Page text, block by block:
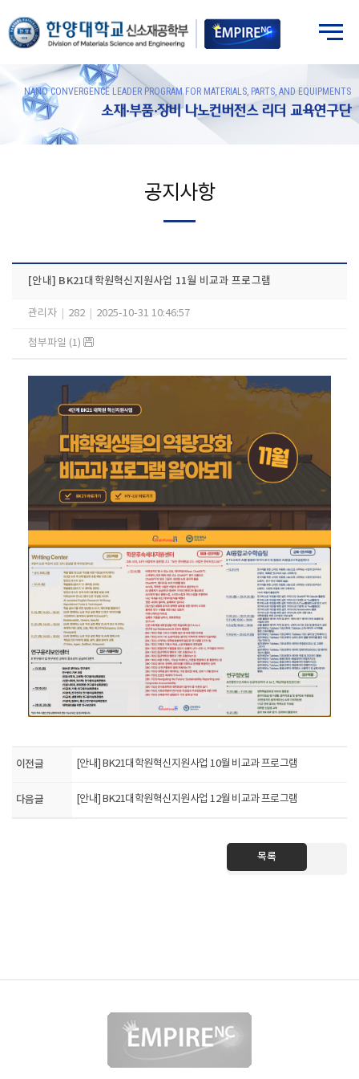
NANO CONVERGENCE LEADER PROGRAM FOR MATERIALS, PARTS, AND EQUIPMENTS
소재·부품·장비 나노컨버전스 리더 교육연구단
공지사항
[안내] BK21대학원혁신지원사업 11월 비교과 프로그램
관리자 282 2025-10-31 10:46:57
첨부파일 (1)
이전글 [안내] BK21대학원혁신지원사업 10월 비교과 프로그램
다음글 [안내] BK21대학원혁신지원사업 12월 비교과 프로그램
목록